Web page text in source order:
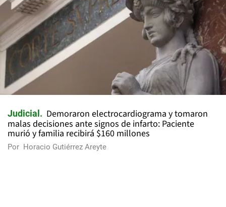
Judicial
Demoraron electrocardiograma y tomaron
malas decisiones ante signos de infarto: Paciente
murió y familia recibirá $160 millones
Por Horacio Gutiérrez Areyte